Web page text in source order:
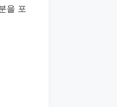
을 포